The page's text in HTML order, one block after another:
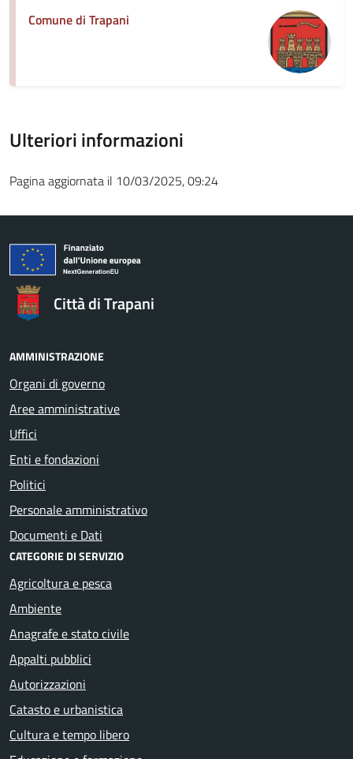
Comune di Trapani
Ulteriori informazioni
Pagina aggiornata il 10/03/2025, 09:24
Città di Trapani
AMMINISTRAZIONE
Organi di governo
Aree amministrative
Uffici
Enti e fondazioni
Politici
Personale amministrativo
Documenti e Dati
CATEGORIE DI SERVIZIO
Agricoltura e pesca
Ambiente
Anagrafe e stato civile
Appalti pubblici
Autorizzazioni
Catasto e urbanistica
Cultura e tempo libero